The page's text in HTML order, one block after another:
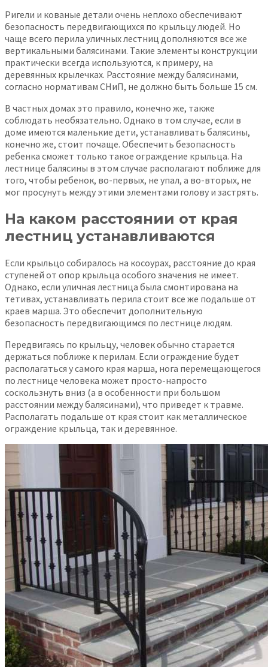
Ригели и кованые детали очень неплохо обеспечивают
безопасность передвигающихся по крыльцу людей. Но
чаще всего перила уличных лестниц дополняются все же
вертикальными балясинами. Такие элементы конструкции
практически всегда используются, к примеру, на
деревянных крылечках. Расстояние между балясинами,
согласно нормативам СНиП, не должно быть больше 15 см.
В частных домах это правило, конечно же, также
соблюдать необязательно. Однако в том случае, если в
доме имеются маленькие дети, устанавливать балясины,
конечно же, стоит почаще. Обеспечить безопасность
ребенка сможет только такое ограждение крыльца. На
лестнице балясины в этом случае располагают поближе для
того, чтобы ребенок, во-первых, не упал, а во-вторых, не
мог просунуть между этими элементами голову и застрять.
На каком расстоянии от края
лестниц устанавливаются
Если крыльцо собиралось на косоурах, расстояние до края
ступеней от опор крыльца особого значения не имеет.
Однако, если уличная лестница была смонтирована на
тетивах, устанавливать перила стоит все же подальше от
краев марша. Это обеспечит дополнительную
безопасность передвигающимся по лестнице людям.
Передвигаясь по крыльцу, человек обычно старается
держаться поближе к перилам. Если ограждение будет
располагаться у самого края марша, нога перемещающегося
по лестнице человека может просто-напросто
соскользнуть вниз (а в особенности при большом
расстоянии между балясинами), что приведет к травме.
Располагать подальше от края стоит как металлическое
ограждение крыльца, так и деревянное.